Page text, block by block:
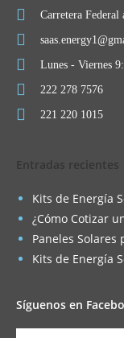
Carretera Federal
Lunes - Viernes
222 278 7576
221 220 1015
Entradas recientes
Kits de Energía
¿Cómo Cotizar
Paneles Solares
Kits de Energía
Síguenos en